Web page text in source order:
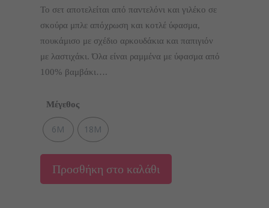
was:
30,00 €.
τιμή
είναι:
18,00 €.
Το σετ αποτελείται από παντελόνι και γιλέκο σε
σκούρα μπλε απόχρωση και κοτλέ ύφασμα,
πουκάμισο με σχέδιο αρκουδάκια και παπιγιόν
με λαστιχάκι. Όλα είναι ραμμένα με ύφασμα από
100% βαμβάκι….
Μέγεθος
6M 18M
Προσθήκη στο καλάθι